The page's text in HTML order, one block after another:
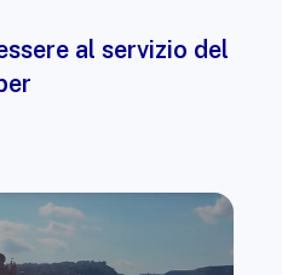
al servizio del